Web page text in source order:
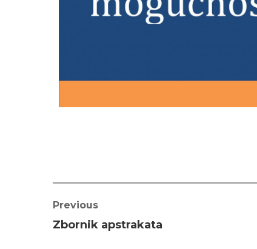
Previous
Zbornik apstrakata